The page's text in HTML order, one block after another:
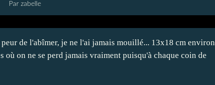
Par zabelle
de l'abîmer, je ne l'ai jamais mouillé... 13x18 cm environ
on ne se perd jamais vraiment puisqu'à chaque coin de